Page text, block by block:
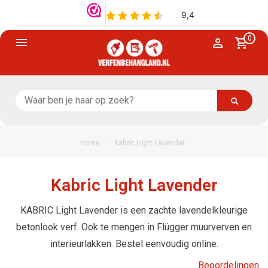
0
Home Kabric Light Lavender
Kabric Light Lavender
KABRIC Light Lavender is een zachte lavendelkleurige
betonlook verf. Ook te mengen in Flügger muurverven en
interieurlakken. Bestel eenvoudig online.
Beoordelingen